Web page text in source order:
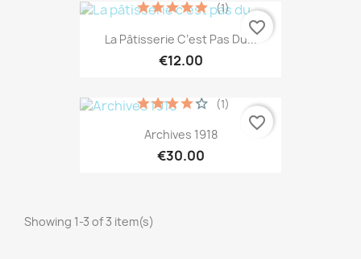
La Pâtisserie C’est Pas Du...
€12.00
(1)
favorite_border
Archives 1918
€30.00
(1)
favorite_border
Showing 1-3 of 3 item(s)